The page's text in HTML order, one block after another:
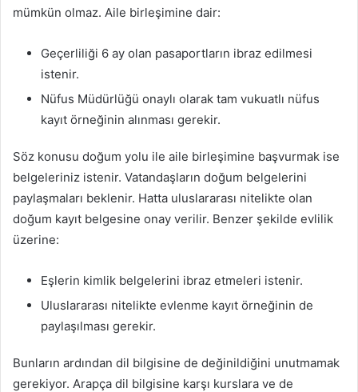
mümkün olmaz. Aile birleşimine dair:
Geçerliliği 6 ay olan pasaportların ibraz edilmesi
istenir.
Nüfus Müdürlüğü onaylı olarak tam vukuatlı nüfus
kayıt örneğinin alınması gerekir.
Söz konusu doğum yolu ile aile birleşimine başvurmak ise
belgeleriniz istenir. Vatandaşların doğum belgelerini
paylaşmaları beklenir. Hatta uluslararası nitelikte olan
doğum kayıt belgesine onay verilir. Benzer şekilde evlilik
üzerine:
Eşlerin kimlik belgelerini ibraz etmeleri istenir.
Uluslararası nitelikte evlenme kayıt örneğinin de
paylaşılması gerekir.
Bunların ardından dil bilgisine de değinildiğini unutmamak
gerekiyor. Arapça dil bilgisine karşı kurslara ve de